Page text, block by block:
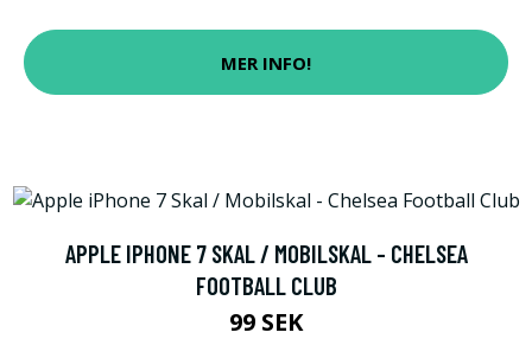
MER INFO!
APPLE IPHONE 7 SKAL / MOBILSKAL - CHELSEA
FOOTBALL CLUB
99 SEK